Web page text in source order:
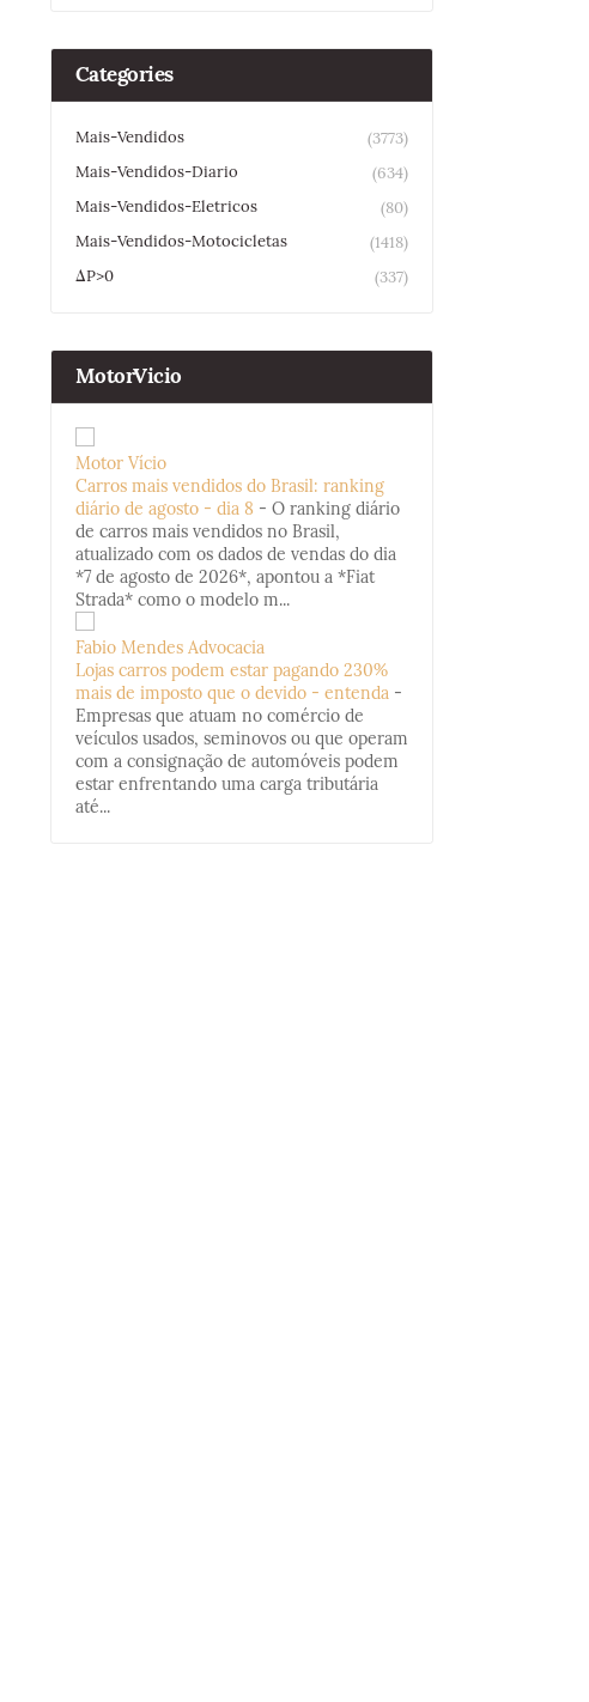
Categories
Mais-Vendidos
(3773)
Mais-Vendidos-Diario
(634)
Mais-Vendidos-Eletricos
(80)
Mais-Vendidos-Motocicletas
(1418)
ΔP>0
(337)
MotorVicio
Motor Vício
Carros mais vendidos do Brasil: ranking
diário de agosto - dia 8 - O ranking diário
de carros mais vendidos no Brasil,
atualizado com os dados de vendas do dia
*7 de agosto de 2026*, apontou a *Fiat
Strada* como o modelo m...
Fabio Mendes Advocacia
Lojas carros podem estar pagando 230%
mais de imposto que o devido - entenda -
Empresas que atuam no comércio de
veículos usados, seminovos ou que operam
com a consignação de automóveis podem
estar enfrentando uma carga tributária
até...